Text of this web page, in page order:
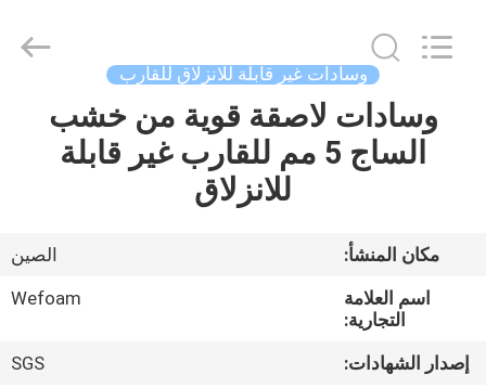
أشرطة
فيديو
معلومات
وسادات غير قابلة للانزلاق للقارب
وسادات لاصقة قوية من خشب
الساج 5 مم للقارب غير قابلة
للانزلاق
مكان المنشأ:
الصين
اسم العلامة
التجارية:
Wefoam
إصدار الشهادات:
SGS